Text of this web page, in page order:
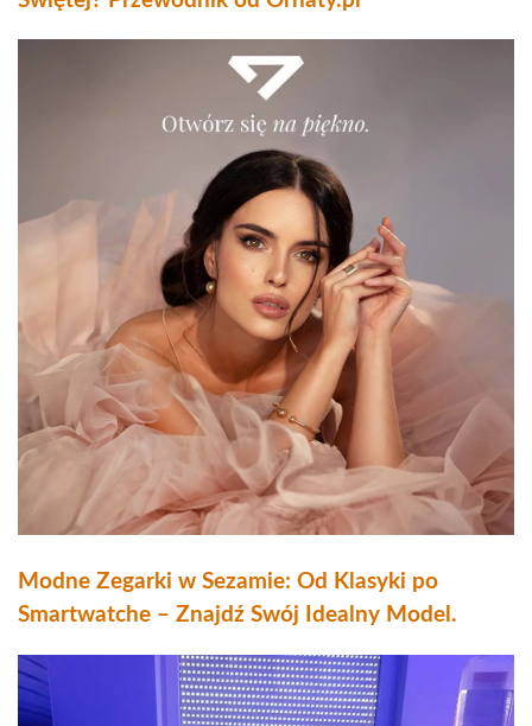
Modne Zegarki w Sezamie: Od Klasyki po
Smartwatche – Znajdź Swój Idealny Model.